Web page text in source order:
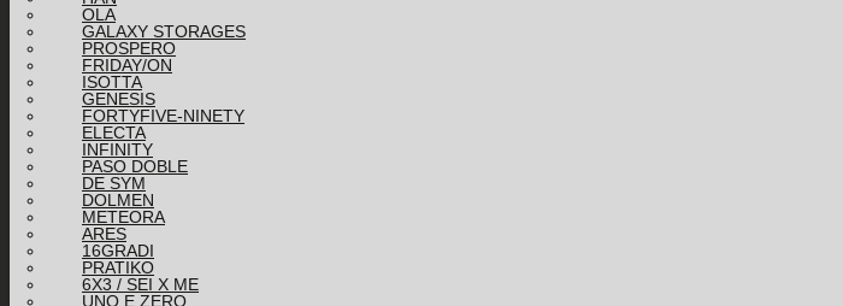
OLA
GALAXY STORAGES
PROSPERO
FRIDAY/ON
ISOTTA
GENESIS
FORTYFIVE-NINETY
ELECTA
INFINITY
PASO DOBLE
DE SYM
DOLMEN
METEORA
ARES
16GRADI
PRATIKO
6X3 / SEI X ME
UNO E ZERO